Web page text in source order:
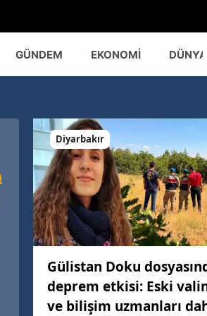
GÜNDEM EKONOMİ DÜNYA
Diyarbakır
Gülistan Doku
deprem etkisi: Eski
ve bilişim uzmanları